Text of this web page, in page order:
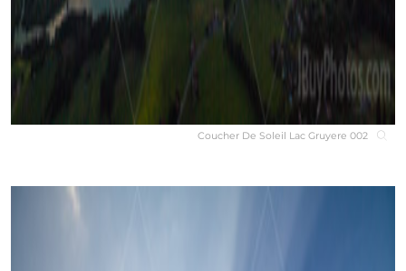
Coucher De Soleil Lac Gruyere 002